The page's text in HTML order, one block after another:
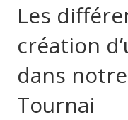
Les
création
dans
Tournai